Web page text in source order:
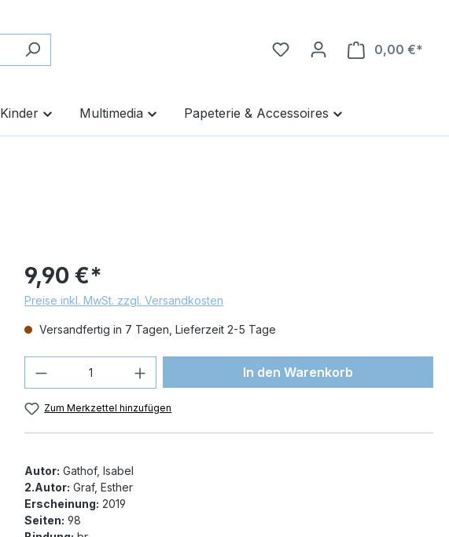
0,00 €*
Kinder Multimedia Papeterie & Accessoires
9,90 €*
Preise inkl. MwSt. zzgl. Versandkosten
Versandfertig in 7 Tagen, Lieferzeit 2-5 Tage
Produkt Anzahl: Gib den gewünschten Wert
In den Warenkorb
Zum Merkzettel hinzufügen
Autor: Gathof, Isabel
2.Autor: Graf, Esther
Erscheinung: 2019
Seiten: 98